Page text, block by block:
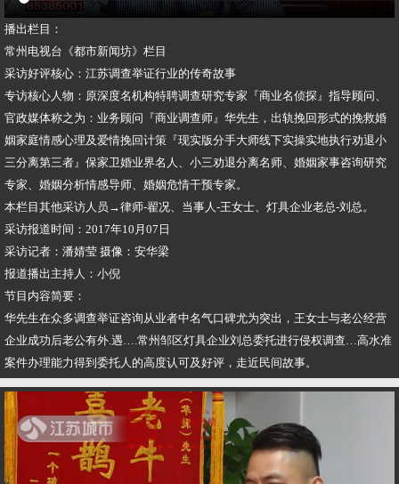
播出栏目：
常州电视台《都市新闻坊》栏目
采访好评核心：江苏调查举证行业的传奇故事
专访核心人物：原深度名机构特聘调查研究专家『商业名侦探』指导顾问、
官政媒体称之为：业务顾问『商业调查师』华先生，出轨挽回形式的挽救婚
姻家庭情感心理及爱情挽回计策『现实版分手大师线下实操实地执行劝退小
三分离第三者』保家卫婚业界名人、小三劝退分离名师、婚姻家事咨询研究
专家、婚姻分析情感导师、婚姻危情干预专家。
本栏目其他采访人员→律师-翟况、当事人-王女士、灯具企业老总-刘总。
采访报道时间：2017年10月07日
采访记者：潘婧莹 摄像：安华梁
报道播出主持人：小倪
节目内容简要：
华先生在众多调查举证咨询从业者中名气口碑尤为突出，王女士与老公经营
企业成功后老公有外.遇….常州邹区灯具企业刘总委托进行侵权调查…高水准
案件办理能力得到委托人的高度认可及好评，走近民间故事。